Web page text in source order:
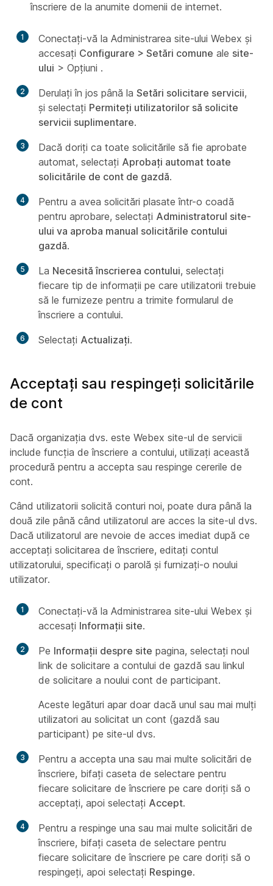
înscriere de la anumite domenii de internet.
1
Conectați-vă la Administrarea site-ului Webex și
accesați Configurare > Setări comune ale site-
ului > Opțiuni .
2 Derulați în jos până la Setări solicitare servicii,
și selectați Permiteți utilizatorilor să solicite
servicii suplimentare.
3
Dacă doriți ca toate solicitările să fie aprobate
automat, selectați Aprobați automat toate
solicitările de cont de gazdă.
4
Pentru a avea solicitări plasate într-o coadă
pentru aprobare, selectați Administratorul site-
ului va aproba manual solicitările contului
gazdă.
5 La Necesită înscrierea contului, selectați
fiecare tip de informații pe care utilizatorii trebuie
să le furnizeze pentru a trimite formularul de
înscriere a contului.
6 Selectați Actualizați.
Acceptați sau respingeți solicitările
de cont
Dacă organizația dvs. este Webex site-ul de servicii
include funcția de înscriere a contului, utilizați această
procedură pentru a accepta sau respinge cererile de
cont.
Când utilizatorii solicită conturi noi, poate dura până la
două zile până când utilizatorul are acces la site-ul dvs.
Dacă utilizatorul are nevoie de acces imediat după ce
acceptați solicitarea de înscriere, editați contul
utilizatorului, specificați o parolă și furnizați-o noului
utilizator.
1
Conectați-vă la Administrarea site-ului Webex și
accesați Informații site.
2 Pe Informații despre site pagina, selectați noul
link de solicitare a contului de gazdă sau linkul
de solicitare a noului cont de participant.
Aceste legături apar doar dacă unul sau mai mulți
utilizatori au solicitat un cont (gazdă sau
participant) pe site-ul dvs.
3
Pentru a accepta una sau mai multe solicitări de
înscriere, bifați caseta de selectare pentru
fiecare solicitare de înscriere pe care doriți să o
acceptați, apoi selectați Accept.
4
Pentru a respinge una sau mai multe solicitări de
înscriere, bifați caseta de selectare pentru
fiecare solicitare de înscriere pe care doriți să o
respingeți, apoi selectați Respinge.